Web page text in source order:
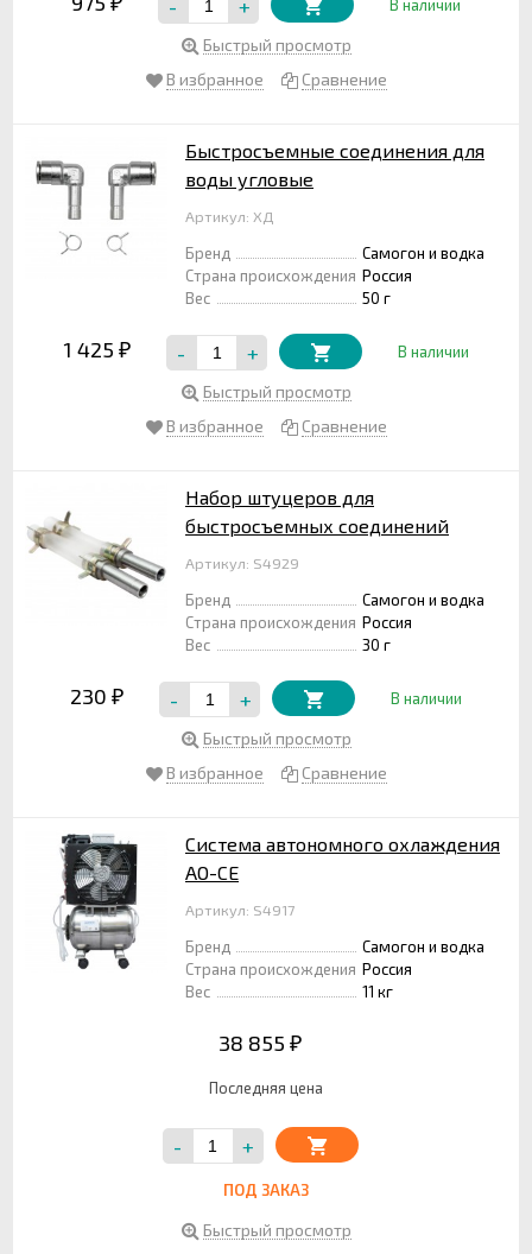
- + В наличии
Быстрый просмотр
В избранное
Сравнение
Быстросъемные соединения для
воды угловые
Артикул: ХД
Бренд
Самогон и водка
Страна происхождения Россия
Вес
50 г
1 425 ₽ - + В наличии
Быстрый просмотр
В избранное
Сравнение
Набор штуцеров для
быстросъемных соединений
Артикул: S4929
Бренд
Самогон и водка
Страна происхождения Россия
Вес
30 г
230 ₽ - + В наличии
Быстрый просмотр
В избранное
Сравнение
Система автономного охлаждения
АО-СЕ
Артикул: S4917
Бренд
Самогон и водка
Страна происхождения Россия
Вес
11 кг
38 855 ₽
Последняя цена
- +
ПОД ЗАКАЗ
Быстрый просмотр